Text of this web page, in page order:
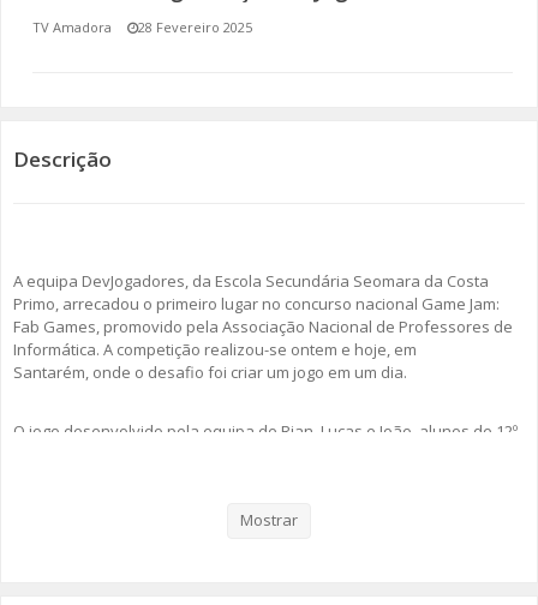
AMADORA LIGA À RESILIÊNCIA
ECOMOVE-TE
HISTÓRIAS DE ABRIL
TV Amadora 28 Fevereiro 2025
Descrição
A equipa DevJogadores, da Escola Secundária Seomara da Costa
Primo, arrecadou o primeiro lugar no concurso nacional Game Jam:
Fab Games, promovido pela Associação Nacional de Professores de
Informática. A competição realizou-se ontem e hoje, em
Santarém, onde o desafio foi criar um jogo em um dia.
O jogo desenvolvido pela equipa de Rian, Lucas e João, alunos de 12º
Mostrar